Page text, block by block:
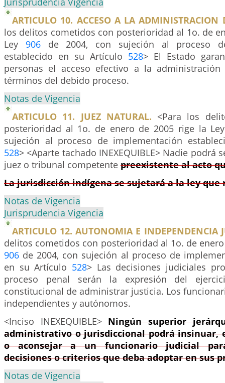
ARTICULO 10. ACCESO A LA ADMINISTRACION
los delitos cometidos con posterioridad al 1o. de
Ley 906de 2004, con sujeción al proceso
establecido en su Artículo 528> El Estado
personas el acceso efectivo a la
términos del debido proceso.
Notas de Vigencia
ARTICULO 11. JUEZ NATURAL. <Para los
posterioridad al 1o. de enero de 2005 rige la
sujeción al proceso de implementación
528> <Aparte tachado INEXEQUIBLE> Nadie podrá
juez o tribunal competente preexistente al acto
La jurisdicción indígena se sujetará a la ley
Notas de Vigencia
Jurisprudencia Vigencia
ARTICULO 12. AUTONOMIA E INDEPENDENCIA
delitos cometidos con posterioridad al 1o. de
906 de 2004, con sujeción al proceso de
en su Artículo 528> Las decisiones judiciales
proceso penal serán la expresión del
constitucional de administrar justicia. Los
independientes y autónomos.
<Inciso INEXEQUIBLE>Ningún superior
administrativo o jurisdiccional podrá insinuar,
o aconsejar a un funcionario judicial
decisiones o criterios que deba adoptar en sus
Notas de Vigencia